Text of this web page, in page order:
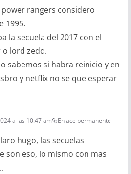
power rangers considero
1995.
la secuela del 2017 con el
o lord zedd.
sabemos si habra reinicio y en
y netflix no se que esperar
a las 10:47 am Enlace permanente
hugo, las secuelas
son eso, lo mismo con mas